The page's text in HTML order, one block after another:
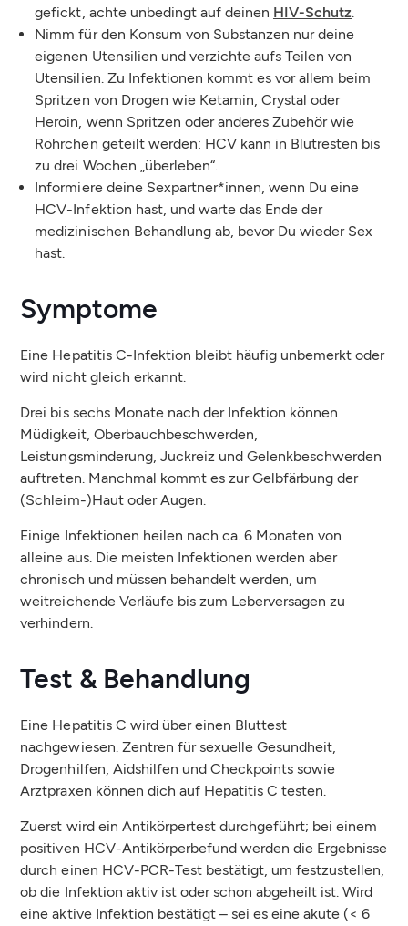
gefickt, achte unbedingt auf deinen HIV-Schutz.
Nimm für den Konsum von Substanzen nur deine
eigenen Utensilien und verzichte aufs Teilen von
Utensilien. Zu Infektionen kommt es vor allem beim
Spritzen von Drogen wie Ketamin, Crystal oder
Heroin, wenn Spritzen oder anderes Zubehör wie
Röhrchen geteilt werden: HCV kann in Blutresten bis
zu drei Wochen „überleben“.
Informiere deine Sexpartner*innen, wenn Du eine
HCV-Infektion hast, und warte das Ende der
medizinischen Behandlung ab, bevor Du wieder Sex
hast.
Symptome
Eine Hepatitis C-Infektion bleibt häufig unbemerkt oder
wird nicht gleich erkannt.
Drei bis sechs Monate nach der Infektion können
Müdigkeit, Oberbauchbeschwerden,
Leistungsminderung, Juckreiz und Gelenkbeschwerden
auftreten. Manchmal kommt es zur Gelbfärbung der
(Schleim-)Haut oder Augen.
Einige Infektionen heilen nach ca. 6 Monaten von
alleine aus. Die meisten Infektionen werden aber
chronisch und müssen behandelt werden, um
weitreichende Verläufe bis zum Leberversagen zu
verhindern.
Test & Behandlung
Eine Hepatitis C wird über einen Bluttest
nachgewiesen. Zentren für sexuelle Gesundheit,
Drogenhilfen, Aidshilfen und Checkpoints sowie
Arztpraxen können dich auf Hepatitis C testen.
Zuerst wird ein Antikörpertest durchgeführt; bei einem
positiven HCV-Antikörperbefund werden die Ergebnisse
durch einen HCV-PCR-Test bestätigt, um festzustellen,
ob die Infektion aktiv ist oder schon abgeheilt ist. Wird
eine aktive Infektion bestätigt – sei es eine akute (< 6